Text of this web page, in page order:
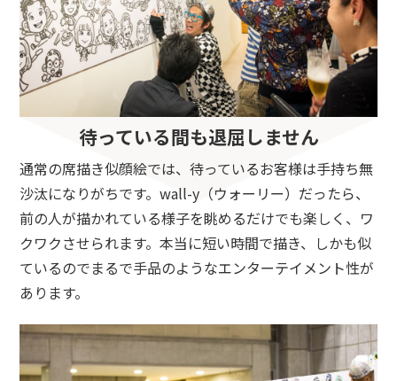
待っている間も退屈しません
通常の席描き似顔絵では、待っているお客様は手持ち無
沙汰になりがちです。wall-y（ウォーリー）だったら、
前の人が描かれている様子を眺めるだけでも楽しく、ワ
クワクさせられます。本当に短い時間で描き、しかも似
ているのでまるで手品のようなエンターテイメント性が
あります。